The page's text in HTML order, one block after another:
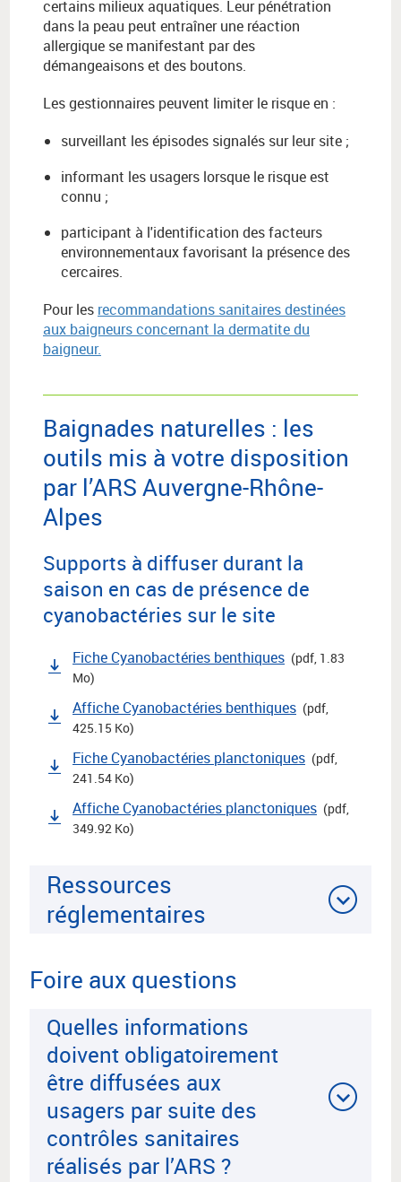
certains milieux aquatiques. Leur pénétration
dans la peau peut entraîner une réaction
allergique se manifestant par des
démangeaisons et des boutons.
Les gestionnaires peuvent limiter le risque en :
surveillant les épisodes signalés sur leur site ;
informant les usagers lorsque le risque est
connu ;
participant à l'identification des facteurs
environnementaux favorisant la présence des
cercaires.
Pour les recommandations sanitaires destinées
aux baigneurs concernant la dermatite du
baigneur.
Baignades naturelles : les
outils mis à votre disposition
par l’ARS Auvergne-Rhône-
Alpes
Supports à diffuser durant la
saison en cas de présence de
cyanobactéries sur le site
Fiche Cyanobactéries benthiques (pdf, 1.83
Mo)
Affiche Cyanobactéries benthiques (pdf,
425.15 Ko)
Fiche Cyanobactéries planctoniques (pdf,
241.54 Ko)
Affiche Cyanobactéries planctoniques (pdf,
349.92 Ko)
Ressources
réglementaires
Foire aux questions
Quelles informations
doivent obligatoirement
être diffusées aux
usagers par suite des
contrôles sanitaires
réalisés par l’ARS ?